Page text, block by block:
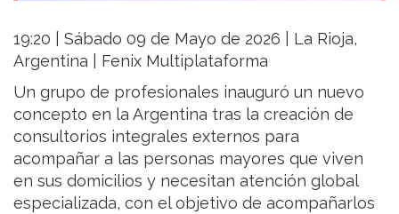
19:20 | Sábado 09 de Mayo de 2026 | La Rioja,
Argentina | Fenix Multiplataforma
Un grupo de profesionales inauguró un nuevo
concepto en la Argentina tras la creación de
consultorios integrales externos para
acompañar a las personas mayores que viven
en sus domicilios y necesitan atención global
especializada, con el objetivo de acompañarlos